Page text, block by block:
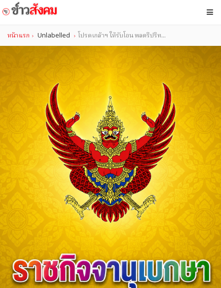
หน้าแรก Unlabelled โปรดเกล้าฯ ให้รับโอน พลตรีปริท...